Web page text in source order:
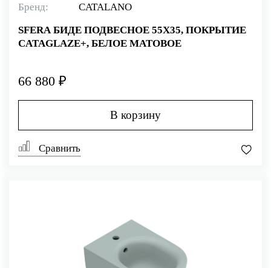
Бренд:
CATALANO
SFERA БИДЕ ПОДВЕСНОЕ 55Х35, ПОКРЫТИЕ
CATAGLAZE+, БЕЛОЕ МАТОВОЕ
66 880 ₽
В корзину
Сравнить